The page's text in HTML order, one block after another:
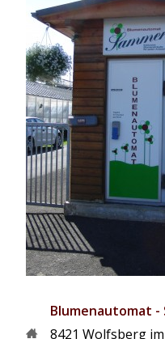
Blumenautomat -
8421 Wolfsberg